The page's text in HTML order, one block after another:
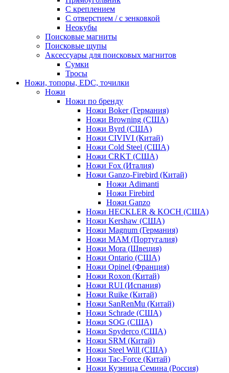
С креплением
С отверстием / с зенковкой
Неокубы
Поисковые магниты
Поисковые щупы
Аксессуары для поисковых магнитов
Сумки
Тросы
Ножи, топоры, EDC, точилки
Ножи
Ножи по бренду
Ножи Boker (Германия)
Ножи Browning (США)
Ножи Byrd (США)
Ножи CIVIVI (Китай)
Ножи Cold Steel (США)
Ножи CRKT (США)
Ножи Fox (Италия)
Ножи Ganzo-Firebird (Китай)
Ножи Adimanti
Ножи Firebird
Ножи Ganzo
Ножи HECKLER & KOCH (США)
Ножи Kershaw (США)
Ножи Magnum (Германия)
Ножи MAM (Португалия)
Ножи Mora (Швеция)
Ножи Ontario (США)
Ножи Opinel (Франция)
Ножи Roxon (Китай)
Ножи RUI (Испания)
Ножи Ruike (Китай)
Ножи SanRenMu (Китай)
Ножи Schrade (США)
Ножи SOG (США)
Ножи Spyderco (США)
Ножи SRM (Китай)
Ножи Steel Will (США)
Ножи Tac-Force (Китай)
Ножи Кузница Семина (Россия)